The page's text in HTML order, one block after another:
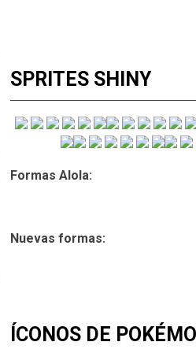
SPRITES SHINY
Formas Alola:
Nuevas formas:
ÍCONOS DE